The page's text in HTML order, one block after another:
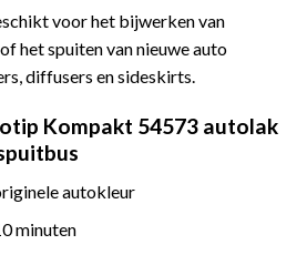
voor het bijwerken van
het spuiten van nieuwe auto
diffusers en sideskirts.
Kompakt 54573 autolak
autokleur
minuten